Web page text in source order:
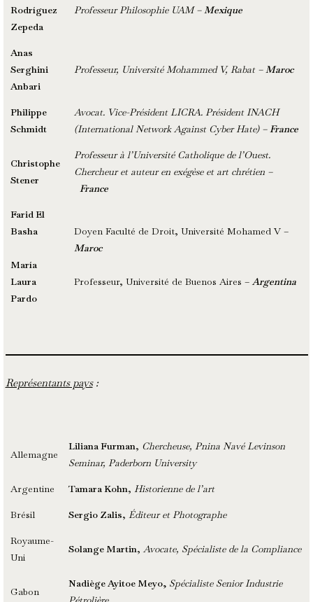
Rodríguez
Zepeda
Professeur Philosophie UAM –Mexique
Anas
Serghini
Anbari
Professeur, Université Mohammed V, Rabat –Maroc
Philippe
Schmidt
Avocat. Vice-Président LICRA. Président INACH
(International Network Against Cyber Hate) –France
Christophe
Stener
Professeur à l’Université Catholique de l’Ouest.
Chercheur et auteur en exégèse et art chrétien –
France
Farid El
Basha
María
Laura
Pardo
Doyen Faculté de Droit, Université Mohamed V –
Maroc
Professeur, Université de Buenos Aires –Argentina
Représentants pays:
Allemagne
Liliana Furman, Chercheuse, Pnina Navé Levinson
Seminar, Paderborn University
Argentine Tamara Kohn,Historienne de l’art
Brésil Sergio Zalis,Éditeur et Photographe
Royaume-
Uni
Solange Martin,Avocate, Spécialiste de la Compliance
Gabon
Nadiège Ayitoe Meyo, Spécialiste Senior Industrie